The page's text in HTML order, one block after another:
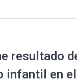
A
p
resultado
infantil en el